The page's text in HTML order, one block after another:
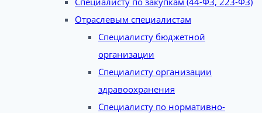
Отраслевым специалистам
Специалисту бюджетной
организации
Специалисту организации
здравоохранения
Специалисту по нормативно-